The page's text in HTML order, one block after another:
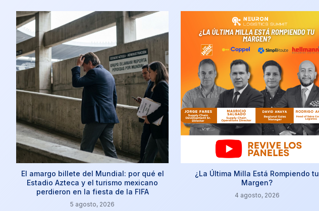
El amargo billete del Mundial: por qué el
Estadio Azteca y el turismo mexicano
perdieron en la fiesta de la FIFA
5 agosto, 2026
¿La Última Milla Está Rompiendo tu
Margen?
4 agosto, 2026